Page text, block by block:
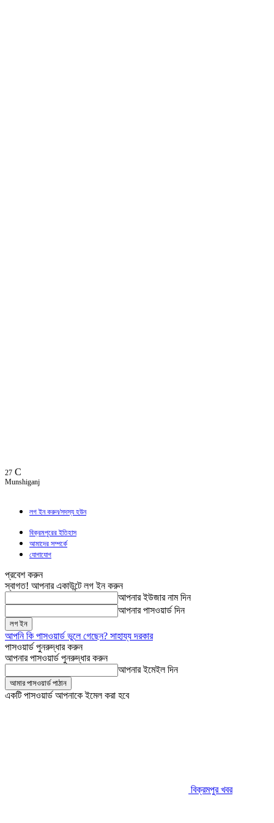
27 C
Munshiganj
লগ ইন করুন/সদস্য হউন
বিক্রমপুরের ইতিহাস
আমাদের সম্পর্কে
যোগাযোগ
প্রবেশ করুন
স্বাগত! আপনার একাউন্টে লগ ইন করুন
আপনার ইউজার নাম দিন
আপনার পাসওয়ার্ড দিন
আপনি কি পাসওয়ার্ড ভুলে গেছেন? সাহায্য দরকার
পাসওয়ার্ড পুনরুদ্ধার করুন
আপনার পাসওয়ার্ড পুনরুদ্ধার করুন
আপনার ইমেইল দিন
একটি পাসওয়ার্ড আপনাকে ইমেল করা হবে
বিক্রমপুর খবর